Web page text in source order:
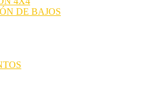
DE BAJOS